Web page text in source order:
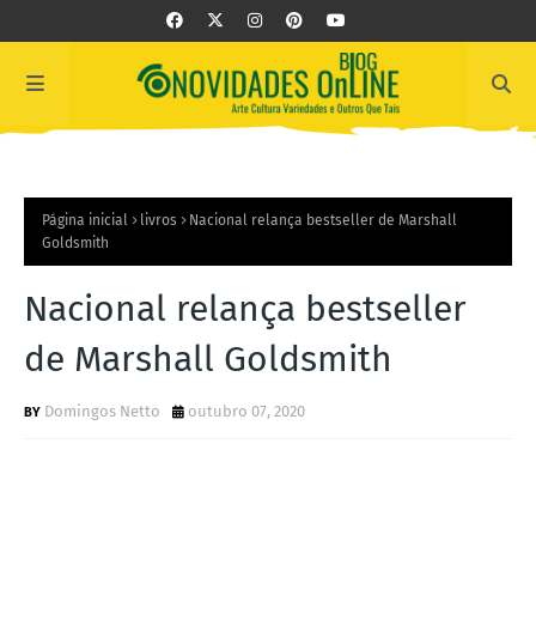
Página inicial livros
Nacional relança bestseller de Marshall
Goldsmith
Nacional relança bestseller
de Marshall Goldsmith
Domingos Netto outubro 07, 2020